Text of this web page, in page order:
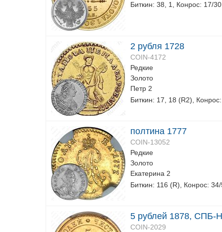
Биткин: 38, 1, Конрос: 17/30
2 рубля 1728
COIN-4172
Редкие
Золото
Петр 2
Биткин: 17, 18 (R2),
полтина 1777
COIN-13052
Редкие
Золото
Екатерина 2
Биткин: 116 (R), Конрос:
5 рублей 1878, СПБ-
COIN-2029